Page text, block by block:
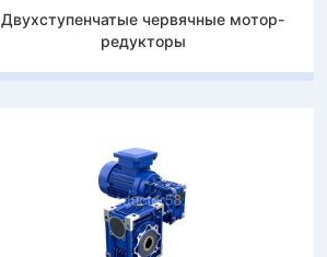
Двухступенчатые червячные мотор-
редукторы